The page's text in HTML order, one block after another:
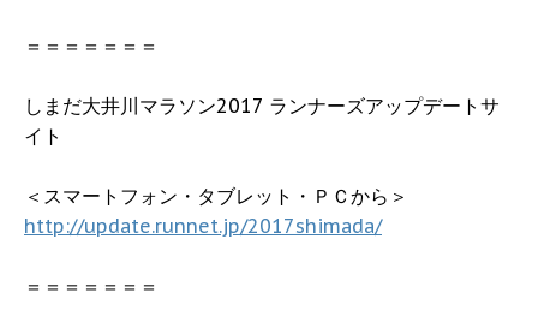
＝＝＝＝＝＝＝
しまだ大井川マラソン2017 ランナーズアップデートサ
イト
＜スマートフォン・タブレット・ＰＣから＞
http://update.runnet.jp/2017shimada/
＝＝＝＝＝＝＝